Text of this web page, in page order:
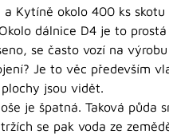
Kytíně okolo 400 ks
dálnice D4 je to
se často vozí na
Je to věc především
jsou vidět.
je špatná. Taková půda
se pak voda ze